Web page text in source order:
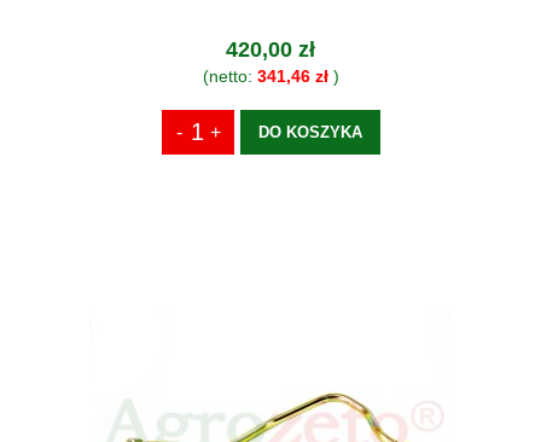
420,00 zł
(netto: 341,46 zł)
DO KOSZYKA